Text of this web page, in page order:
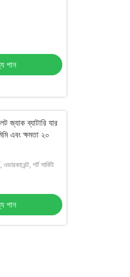
পান
জ্যাক ব্যাটারি যার
এবং ক্ষমতা ২০
শর্ট সার্কিট
পান